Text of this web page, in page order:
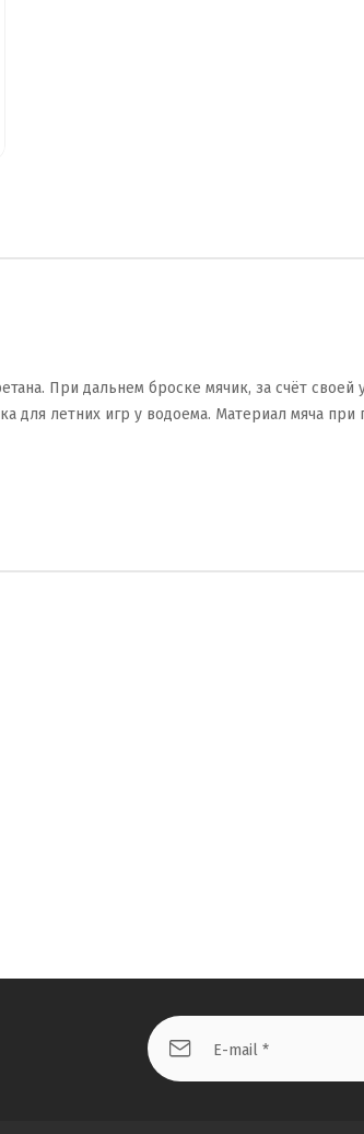
При дальнем броске мячик, за счёт
для летних игр у водоема. Материал мяча